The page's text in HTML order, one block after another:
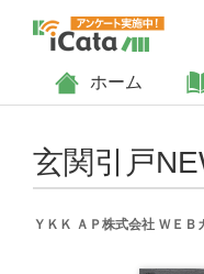
ホーム
玄関引戸
ＹＫＫ ＡＰ株式会社 ＷＥＢ